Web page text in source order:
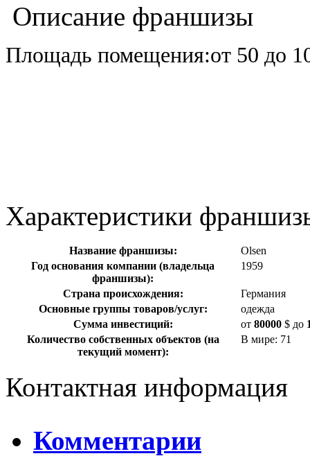
Описание франшизы
Площадь помещения:от 50 до
Характеристики
Название франшизы:
Olsen
Год основания компании (владельца
франшизы):
1959
Страна происхождения:
Германия
Основные группы товаров/услуг:
одежда
Сумма инвестиций:
от 80000 $ до
Количество собственных объектов (на
текущий момент):
В мире: 71
Контактная информация
Комментарии